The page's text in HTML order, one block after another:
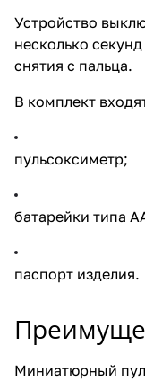
Устройство
несколько
снятия с пальца.
В комплект
пульсоксиметр;
батарейки типа
паспорт изделия.
Миниатюрный